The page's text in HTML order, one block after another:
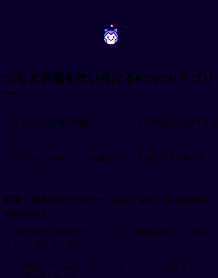
~ ~
つなぎ言葉を使い分ける6つのカテゴリ
ー
つなぎ言葉は意味や機能によって、大きく6種類に分類できま
す💪
この分類を理解すると、状況に応じて適切な言葉を選べるよ
うになります。
並立・添加のカテゴリー（and、also、in addition、
moreover）
1つ目は並立・添加のカテゴリーで、情報を追加したり並べた
りするときに使います✨
I like coffee, and I also enjoy tea.（コーヒーが好きで、お